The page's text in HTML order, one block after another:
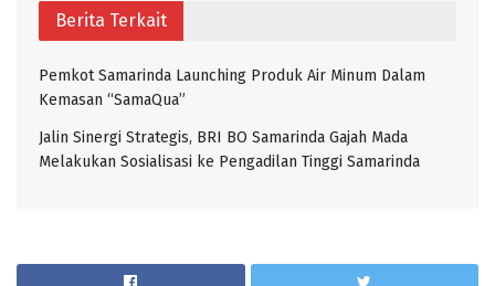
Berita Terkait
Pemkot Samarinda Launching Produk Air Minum Dalam
Kemasan “SamaQua”
Jalin Sinergi Strategis, BRI BO Samarinda Gajah Mada
Melakukan Sosialisasi ke Pengadilan Tinggi Samarinda